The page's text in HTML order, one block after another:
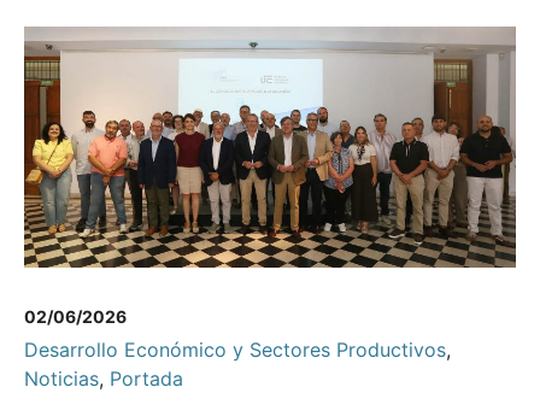
02/06/2026
Desarrollo Económico y Sectores Productivos,
Noticias, Portada